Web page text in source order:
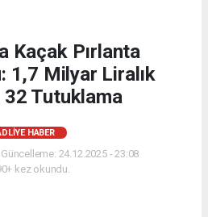
Kaçak Pırlanta
1,7 Milyar Liralık
Tutuklama
HABER
24.12.2025 - 23:08
kez okundu.